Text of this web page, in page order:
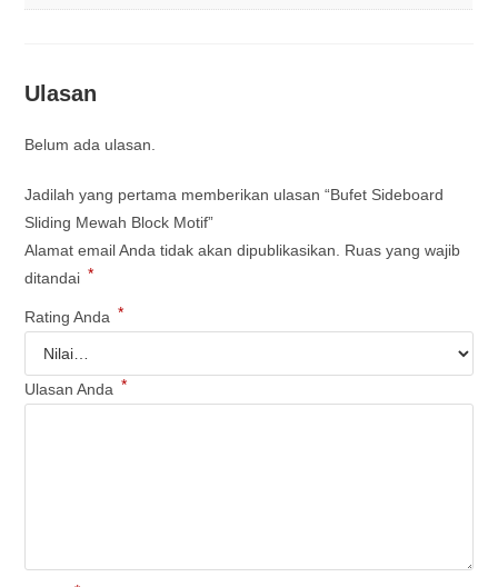
Ulasan
Belum ada ulasan.
Jadilah yang pertama memberikan ulasan “Bufet Sideboard
Sliding Mewah Block Motif”
Alamat email Anda tidak akan dipublikasikan.
Ruas yang wajib
ditandai *
Rating Anda *
Ulasan Anda *